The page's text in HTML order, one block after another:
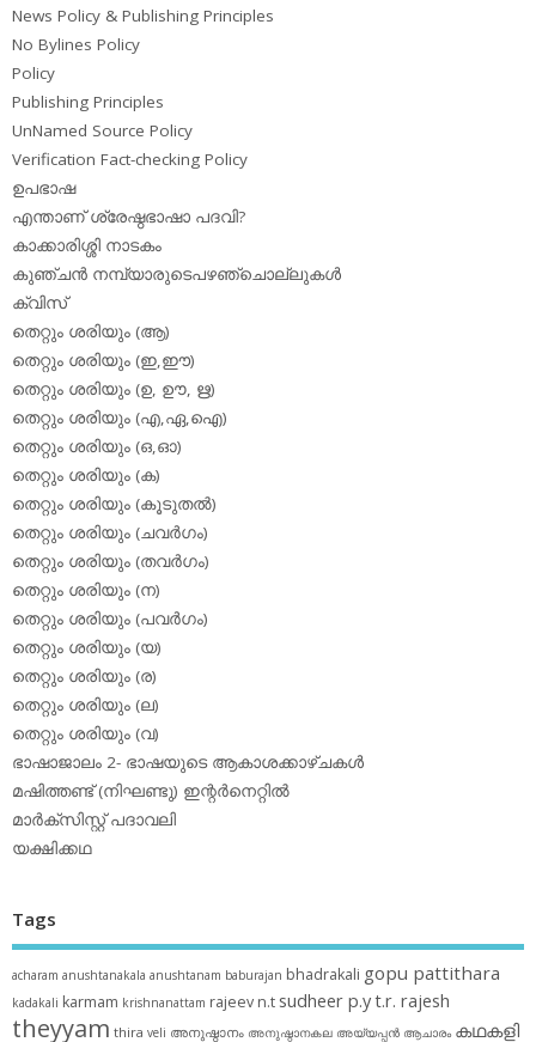
News Policy & Publishing Principles
No Bylines Policy
Policy
Publishing Principles
UnNamed Source Policy
Verification Fact-checking Policy
ഉപഭാഷ
എന്താണ് ശ്രേഷ്ഠഭാഷാ പദവി?
കാക്കാരിശ്ശി നാടകം
കുഞ്ചന്‍ നമ്പ്യാരുടെപഴഞ്ചൊല്ലുകള്‍
ക്വിസ്
തെറ്റും ശരിയും (ആ)
തെറ്റും ശരിയും (ഇ,ഈ)
തെറ്റും ശരിയും (ഉ, ഊ, ഋ)
തെറ്റും ശരിയും (എ,ഏ,ഐ)
തെറ്റും ശരിയും (ഒ,ഓ)
തെറ്റും ശരിയും (ക)
തെറ്റും ശരിയും (കൂടുതല്‍)
തെറ്റും ശരിയും (ചവര്‍ഗം)
തെറ്റും ശരിയും (തവര്‍ഗം)
തെറ്റും ശരിയും (ന)
തെറ്റും ശരിയും (പവര്‍ഗം)
തെറ്റും ശരിയും (യ)
തെറ്റും ശരിയും (ര)
തെറ്റും ശരിയും (ല)
തെറ്റും ശരിയും (വ)
ഭാഷാജാലം 2- ഭാഷയുടെ ആകാശക്കാഴ്ചകള്‍
മഷിത്തണ്ട് (നിഘണ്ടു) ഇന്റര്‍നെറ്റില്‍
മാര്‍ക്‌സിസ്റ്റ് പദാവലി
യക്ഷിക്കഥ
Tags
acharam anushtanakala anushtanam baburajan bhadrakali gopu pattithara
kadakali karmam krishnanattam rajeev n.t sudheer p.yt.r. rajesh
theyyam thira veli അനുഷ്ഠാനം അനുഷ്ഠാനകല അയ്യപ്പന്‍ ആചാരം കഥകളി